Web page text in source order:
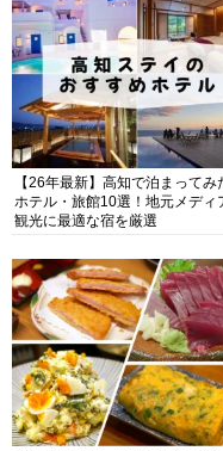
【26年最新】高知で泊まってみ
ホテル・旅館10選！地元メディ
観光に最適な宿を厳選